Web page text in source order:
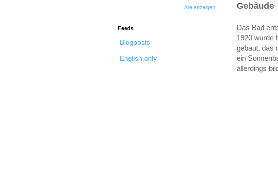
Gebäude
Das Bad
1920 wurde
gebaut, das
ein
allerdings
Alle anzeigen
Feeds
Blogposts
English only